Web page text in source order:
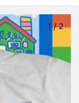
1 /2